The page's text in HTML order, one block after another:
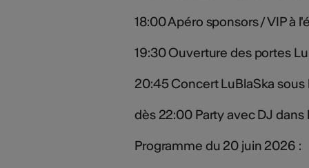
18:00 Apéro sponsors / VIP à
19:30 Ouverture des portes
20:45 Concert LuBlaSka sous
dès 22:00 Party avec DJ dans
Programme du 20 juin 2026 :